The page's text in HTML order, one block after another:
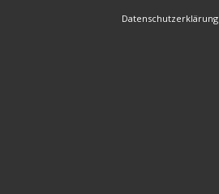
Datenschutzerklärung